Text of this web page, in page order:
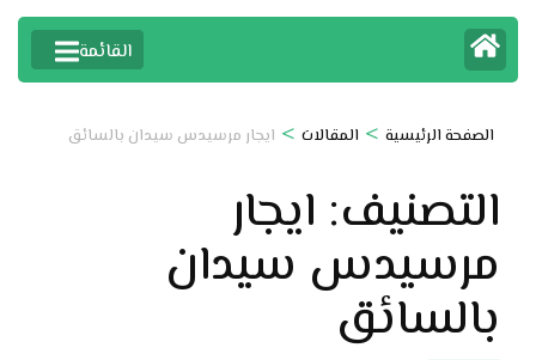
القائمة
الصفحة الرئيسية > المقالات > ايجار مرسيدس سيدان بالسائق
التصنيف: ايجار
مرسيدس سيدان
بالسائق